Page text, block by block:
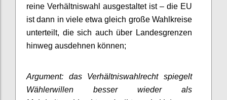
reine Verhältniswahl ausgestaltet ist – die EU
ist dann in viele etwa gleich große Wahlkreise
unterteilt, die sich auch über Landesgrenzen
hinweg ausdehnen können;
Argument: das Verhältniswahlrecht spiegelt
Wählerwillen besser wieder als